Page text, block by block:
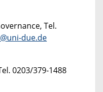
Tel.
due.de
0203/379-1488